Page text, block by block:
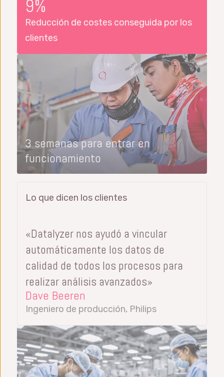
9%
Reducción de costes conseguida por los
clientes
3 semanas para entrar en
funcionamiento
Lo que dicen los clientes
«Datalyzer nos ayudó a vincular
automáticamente los datos de
calidad de todos los procesos para
realizar análisis avanzados»
Dave Beeren
Ingeniero de producción, Philips